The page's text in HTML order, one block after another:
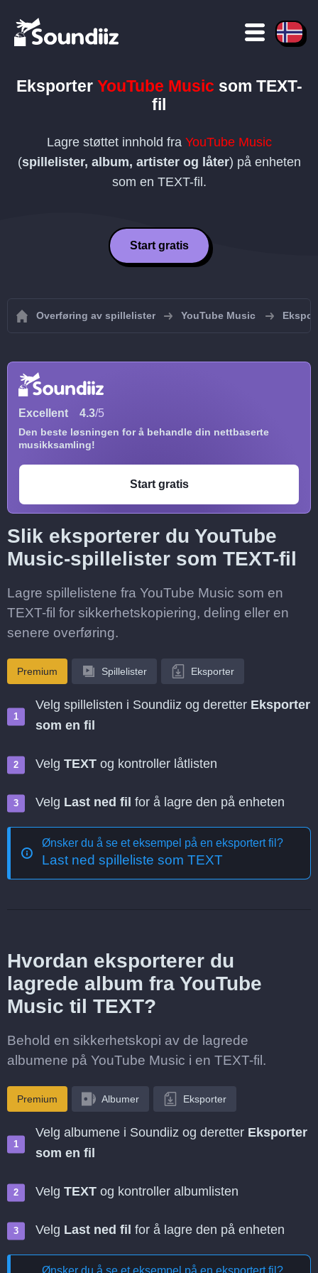
Eksporter YouTube Music som TEXT-
fil
Lagre støttet innhold fra YouTube Music
(spillelister, album, artister og låter) på enheten
som en TEXT-fil.
Start gratis
Overføring av spillelister YouTube Music
Excellent 4.3/5
Den beste løsningen for å behandle din nettbaserte
musikksamling!
Start gratis
Slik eksporterer du YouTube
Music-spillelister som TEXT-fil
Lagre spillelistene fra YouTube Music som en
TEXT-fil for sikkerhetskopiering, deling eller en
senere overføring.
Premium Spillelister Eksporter
Velg spillelisten i Soundiiz og deretter Eksporter
som en fil
Velg TEXT og kontroller låtlisten
Velg Last ned fil for å lagre den på enheten
Ønsker du å se et eksempel på en eksportert fil?
Last ned spilleliste som TEXT
Hvordan eksporterer du
lagrede album fra YouTube
Music til TEXT?
Behold en sikkerhetskopi av de lagrede
albumene på YouTube Music i en TEXT-fil.
Premium Albumer Eksporter
Velg albumene i Soundiiz og deretter Eksporter
som en fil
Velg TEXT og kontroller albumlisten
Velg Last ned fil for å lagre den på enheten
Ønsker du å se et eksempel på en eksportert fil?